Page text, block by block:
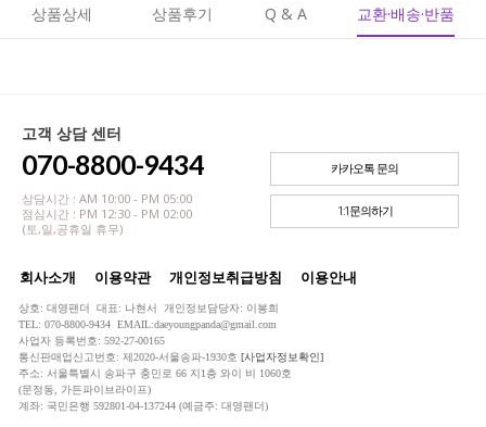
상품상세 상품후기 Q & A 교환·배송·반품
고객 상담 센터
070-8800-9434
상담시간 : AM 10:00 - PM 05:00
점심시간 : PM 12:30 - PM 02:00
(토,일,공휴일 휴무)
카카오톡 문의
1:1문의하기
회사소개 이용약관 개인정보취급방침 이용안내
상호: 대영팬더 대표: 나현서 개인정보담당자: 이봉희
TEL: 070-8800-9434 EMAIL:daeyoungpanda@gmail.com
사업자 등록번호: 592-27-00165
통신판매업신고번호: 제2020-서울송파-1930호 [사업자정보확인]
주소: 서울특별시 송파구 충민로 66 지1층 와이 비 1060호
(문정동, 가든파이브라이프)
계좌: 국민은행 592801-04-137244 (예금주: 대영팬더)